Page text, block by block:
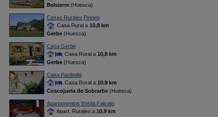
Belsierre(Huesca)
Casas Rurales Pirineo
Casa Rural a 10,8 km
Gerbe(Huesca)
Casa Gerbe
Casa Rural a 10,8 km
Gerbe(Huesca)
Casa Pardinilla
Casa Rural a 10,9 km
Coscojuela de Sobrarbe(Huesca)
Apartamentos Borda Falceto
Apart. Rurales a 10,9 km